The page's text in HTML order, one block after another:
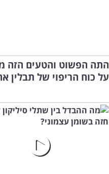
התה הפשוט והטעים הזה
על כוח הריפוי של תבלין